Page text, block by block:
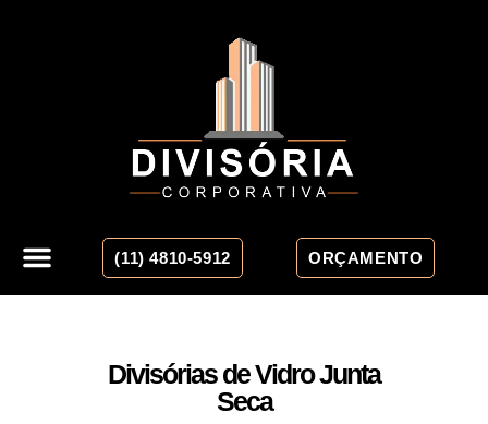
ORÇAMENTO
(11) 4810-5912
Divisórias de Vidro Junta
Seca